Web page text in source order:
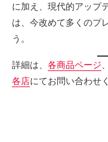
に加え、現代的アップ
は、今改めて多くのプ
う。
詳細は、 各商品ページ
各店にてお問い合わせ